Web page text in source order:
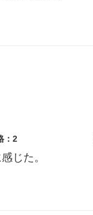
：2
じた。